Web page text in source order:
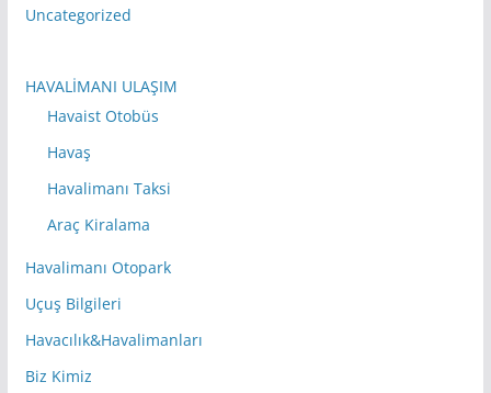
Uncategorized
HAVALİMANI ULAŞIM
Havaist Otobüs
Havaş
Havalimanı Taksi
Araç Kiralama
Havalimanı Otopark
Uçuş Bilgileri
Havacılık&Havalimanları
Biz Kimiz